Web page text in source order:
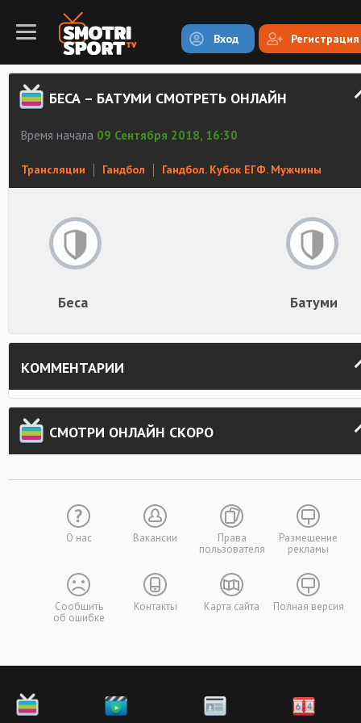
Вход Регистрация
БЕСА – БАТУМИ СМОТРЕТЬ ОНЛАЙН
Время начала 09 Сентября 2018, 16:30
Трансляции Гандбол Гандбол. Кубок ЕГФ. Мужчины
Беса Батуми
КОММЕНТАРИИ
СМОТРИ ОНЛАЙН СКОРО
О нас Вакансии
Права
пользователя
Размещение
рекламы
Сообщить
об ошибке
Контакты Карта сайта Полная версия